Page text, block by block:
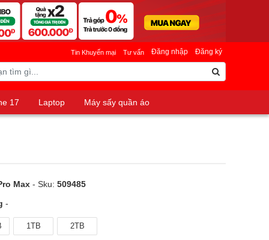
Đăng nhập Đăng ký
Tin Khuyến mại Tư vấn
17 Laptop
Máy sấy quần áo
Max - Sku: 509485
-
1TB 2TB